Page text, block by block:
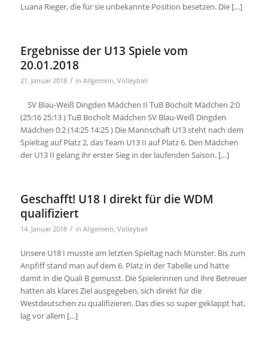
Luana Rieger, die für sie unbekannte Position besetzen. Die […]
Ergebnisse der U13 Spiele vom
20.01.2018
21. Januar 2018 / in Allgemein Volleyball
SV Blau-Weiß Dingden Mädchen II TuB Bocholt Mädchen 2:0
(25:16 25:13 ) TuB Bocholt Mädchen SV Blau-Weiß Dingden
Mädchen 0:2 (14:25 14:25 ) Die Mannschaft U13 steht nach dem
Spieltag auf Platz 2, das Team U13 II auf Platz 6. Den Mädchen
der U13 II gelang ihr erster Sieg in der laufenden Saison. […]
Geschafft! U18 I direkt für die WDM
qualifiziert
14. Januar 2018 / in Allgemein, Volleyball
Unsere U18 I musste am letzten Spieltag nach Münster. Bis zum
Anpfiff stand man auf dem 6. Platz in der Tabelle und hätte
damit in die Quali B gemusst. Die Spielerinnen und ihre Betreuer
hatten als klares Ziel ausgegeben, sich direkt für die
Westdeutschen zu qualifizieren. Das dies so super geklappt hat,
lag vor allem […]